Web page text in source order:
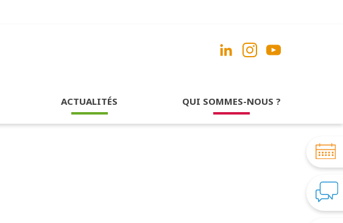
ACTUALITÉS QUI SOMMES-NOUS ?